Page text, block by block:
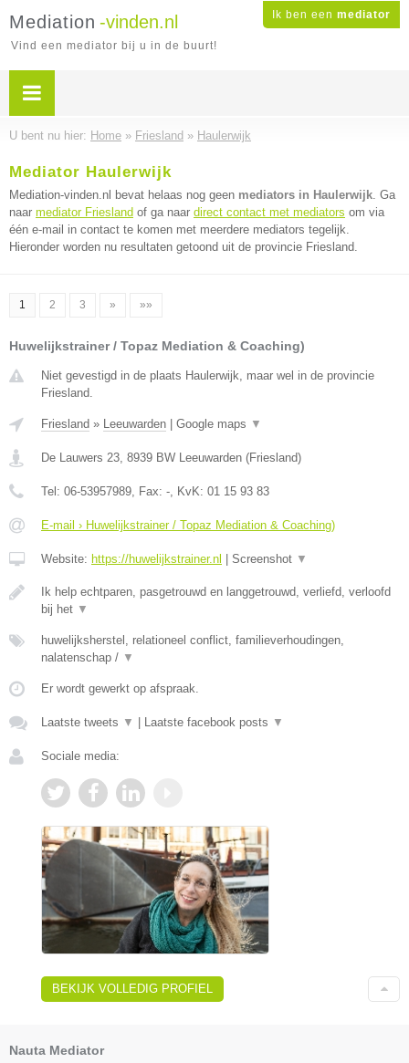
Ik ben een mediator
Mediation -vinden.nl
Vind een mediator bij u in de buurt!
U bent nu hier: Home » Friesland » Haulerwijk
Mediator Haulerwijk
Mediation-vinden.nl bevat helaas nog geen mediators in Haulerwijk. Ga
naar mediator Friesland of ga naar direct contact met mediators om via
één e-mail in contact te komen met meerdere mediators tegelijk.
Hieronder worden nu resultaten getoond uit de provincie Friesland.
1 2 3 » »»
Huwelijkstrainer / Topaz Mediation & Coaching)
Niet gevestigd in de plaats Haulerwijk, maar wel in de provincie
Friesland.
Friesland » Leeuwarden Google maps ▼
De Lauwers 23, 8939 BW Leeuwarden (Friesland)
Tel: 06-53957989, Fax: -, KvK: 01 15 93 83
E-mail › Huwelijkstrainer / Topaz Mediation & Coaching)
Website: https://huwelijkstrainer.nl Screenshot ▼
Ik help echtparen, pasgetrouwd en langgetrouwd, verliefd, verloofd
bij het ▼
huwelijksherstel, relationeel conflict, familieverhoudingen,
nalatenschap / ▼
Er wordt gewerkt op afspraak.
Laatste tweets ▼ Laatste facebook posts ▼
Sociale media:
BEKIJK VOLLEDIG PROFIEL
Nauta Mediator